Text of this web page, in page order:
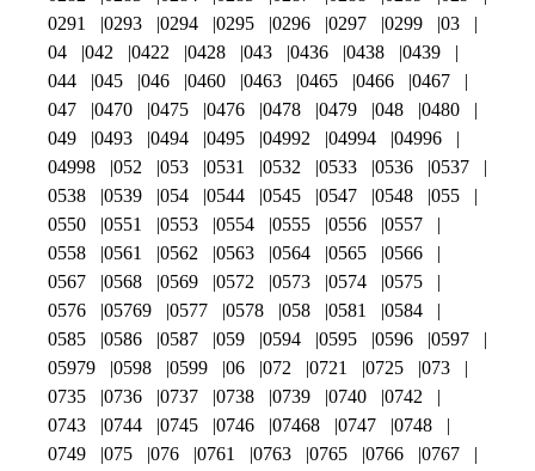
0291
0293 0294 0295 0296 0297 0299
03
04
042 0422 0428 043 0436 0438
0439
044
045 046 0460 0463 0465 0466
0467
047
0470 0475 0476 0478 0479 048
0480
049
0493 0494 0495 04992 04994
04996
04998
052 053 0531 0532 0533 0536
0537
0538
0539 054 0544 0545 0547 0548
055
0550
0551 0553 0554 0555 0556
0557
0558
0561 0562 0563 0564 0565
0566
0567
0568 0569 0572 0573 0574
0575
0576
05769 0577 0578 058 0581
0584
0585
0586 0587 059 0594 0595 0596
0597
05979
0598 0599 06 072 0721 0725
073
0735
0736 0737 0738 0739 0740
0742
0743
0744 0745 0746 07468 0747
0748
0749
075 076 0761 0763 0765 0766
0767